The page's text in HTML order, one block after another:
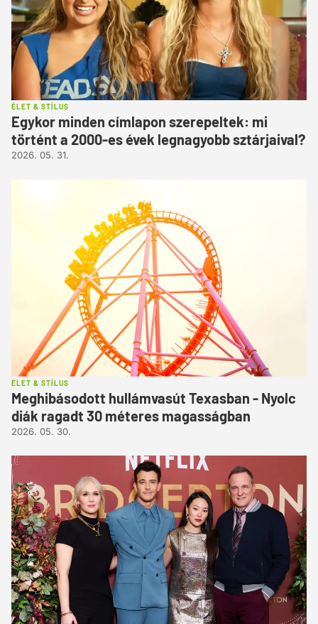
ÉLET & STÍLUS
Egykor minden címlapon szerepeltek: mi
történt a 2000-es évek legnagyobb sztárjaival?
2026. 05. 31.
ÉLET & STÍLUS
Meghibásodott hullámvasút Texasban - Nyolc
diák ragadt 30 méteres magasságban
2026. 05. 30.